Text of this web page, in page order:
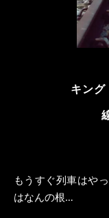
キング
もうすぐ列車はやってくる。 もうすぐだ。 もうすぐ。 俺
はなんの根…